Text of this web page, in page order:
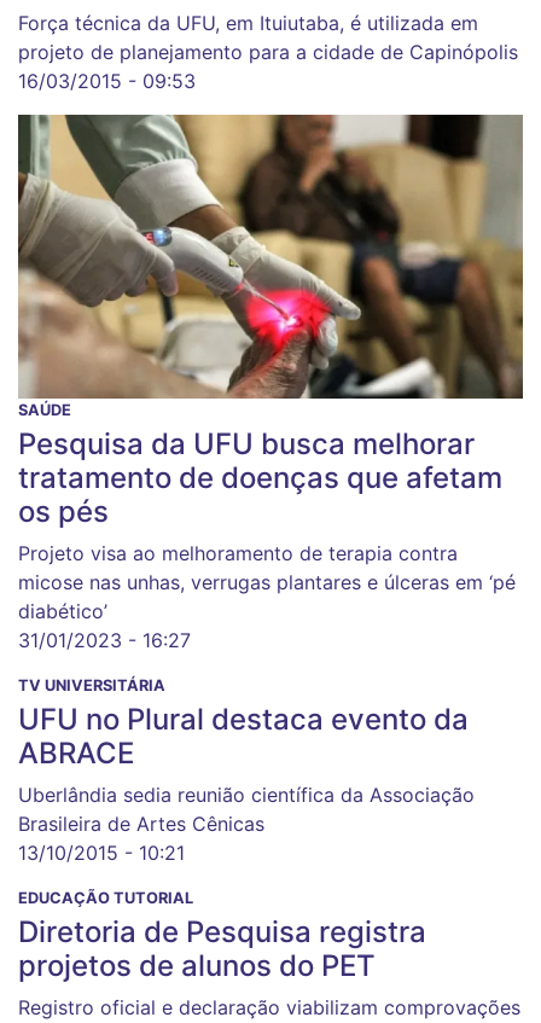
Força técnica da UFU, em Ituiutaba, é utilizada em
projeto de planejamento para a cidade de Capinópolis
16/03/2015 - 09:53
SAÚDE
Pesquisa da UFU busca melhorar
tratamento de doenças que afetam
os pés
Projeto visa ao melhoramento de terapia contra
micose nas unhas, verrugas plantares e úlceras em ‘pé
diabético’
31/01/2023 - 16:27
TV UNIVERSITÁRIA
UFU no Plural destaca evento da
ABRACE
Uberlândia sedia reunião científica da Associação
Brasileira de Artes Cênicas
13/10/2015 - 10:21
EDUCAÇÃO TUTORIAL
Diretoria de Pesquisa registra
projetos de alunos do PET
Registro oficial e declaração viabilizam comprovações